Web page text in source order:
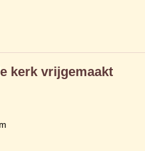
kerk vrijgemaakt